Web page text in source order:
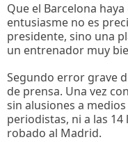
Que el Barcelona
entusiasme no es
presidente, sino una
un entrenador muy
Segundo error grave
de prensa. Una vez
sin alusiones a
periodistas, ni a las
robado al Madrid.